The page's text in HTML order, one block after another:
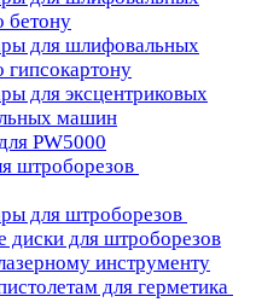
бетону
для шлифовальных
для эксцентриковых
машин
PW5000
штроборезов
для штроборезов
диски для штроборезов
инструменту
для герметика